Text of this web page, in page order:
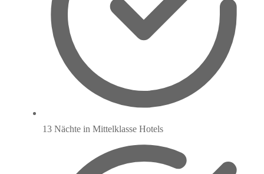
13 Nächte in Mittelklasse Hotels